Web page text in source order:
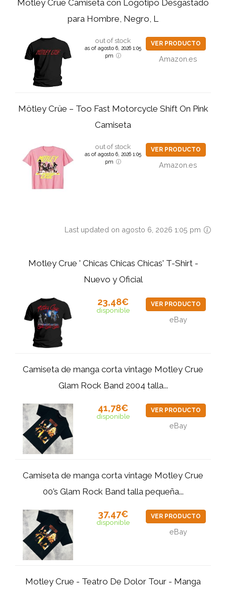
Motley Crue Camiseta con Logotipo Desgastado
para Hombre, Negro, L
out of stock
as of agosto 6, 2026 1:05
pm
VER PRODUCTO
Amazon.es
Mötley Crüe – Too Fast Motorcycle Shift On Pink
Camiseta
out of stock
as of agosto 6, 2026 1:05
pm
VER PRODUCTO
Amazon.es
Last updated on agosto 6, 2026 1:05 pm
Motley Crue ' Chicas Chicas Chicas' T-Shirt -
Nuevo y Oficial
23,48€
disponible
VER PRODUCTO
eBay
Camiseta de manga corta vintage Motley Crue
Glam Rock Band 2004 talla...
41,78€
disponible
VER PRODUCTO
eBay
Camiseta de manga corta vintage Motley Crue
00’s Glam Rock Band talla pequeña...
37,47€
disponible
VER PRODUCTO
eBay
Motley Crue - Teatro De Dolor Tour - Manga